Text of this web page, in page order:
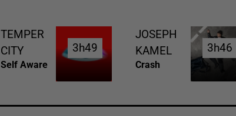
TEMPER
CITY
Self Aware
3h49
3h49
JOSEPH
KAMEL
Crash
3h46
3h46